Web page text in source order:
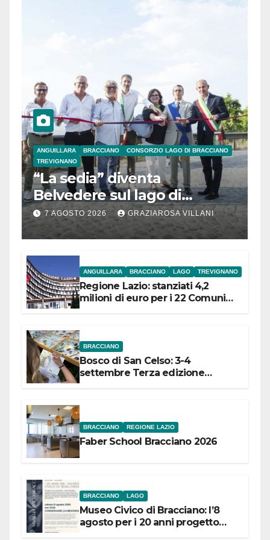
ANGUILLARA BRACCIANO
CONSORZIO LAGO DI BRACCIANO
TREVIGNANO
“La sedia” diventa
Belvedere sul lago di
Bracciano: ieri
l’inaugurazione
7 AGOSTO 2026 GRAZIAROSA VILLANI
ANGUILLARA BRACCIANO LAGO TREVIGNANO
Regione Lazio: stanziati 4,2
milioni di euro per i 22 Comuni
BRACCIANO
Bosco di San Celso: 3-4
settembre Terza edizione
BRACCIANO REGIONE LAZIO
Faber School Bracciano 2026
BRACCIANO LAGO
Museo Civico di Bracciano: l’8
agosto per i 20 anni progetto